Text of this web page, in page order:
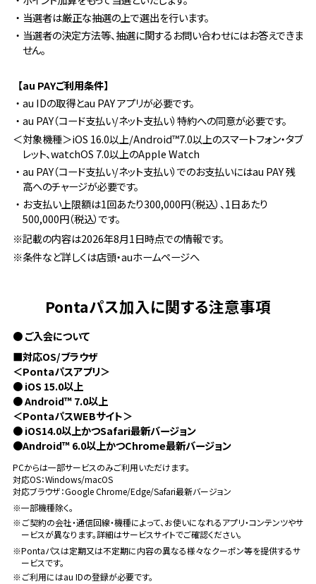
・当選者は厳正な抽選の上で選出を行います。
・当選者の決定方法等、抽選に関するお問い合わせにはお答えできま
せん。
【au PAYご利用条件】
・au IDの取得とau PAY アプリが必要です。
・au PAY（コード支払い/ネット支払い）特約への同意が必要です。
＜対象機種＞iOS 16.0以上/Android™7.0以上のスマートフォン・タブ
レット、watchOS 7.0以上のApple Watch
・au PAY（コード支払い/ネット支払い）でのお支払いにはau PAY 残
高へのチャージが必要です。
・お支払い上限額は1回あたり300,000円（税込）、1日あたり
500,000円（税込）です。
※記載の内容は2026年8月1日時点での情報です。
※条件など詳しくは店頭・auホームページへ
Pontaパス加入に関する注意事項
● ご入会について
■対応OS/ブラウザ
＜Pontaパスアプリ＞
● iOS 15.0以上
● Android™ 7.0以上
＜PontaパスWEBサイト＞
● iOS14.0以上かつSafari最新バージョン
●Android™ 6.0以上かつChrome最新バージョン
PCからは一部サービスのみご利用いただけます。
対応OS：Windows/macOS
対応ブラウザ：Google Chrome/Edge/Safari最新バージョン
※一部機種除く。
※ご契約の会社・通信回線・機種によって、お使いになれるアプリ・コンテンツやサ
ービスが異なります。詳細はサービスサイトでご確認ください。
※Pontaパスは定期又は不定期に内容の異なる様々なクーポン等を提供するサ
ービスです。
※ご利用にはau IDの登録が必要です。